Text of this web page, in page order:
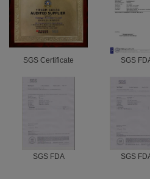
SGS Certificate SGS
SGS FDA SGS